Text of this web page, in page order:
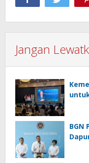
Jangan
BGN